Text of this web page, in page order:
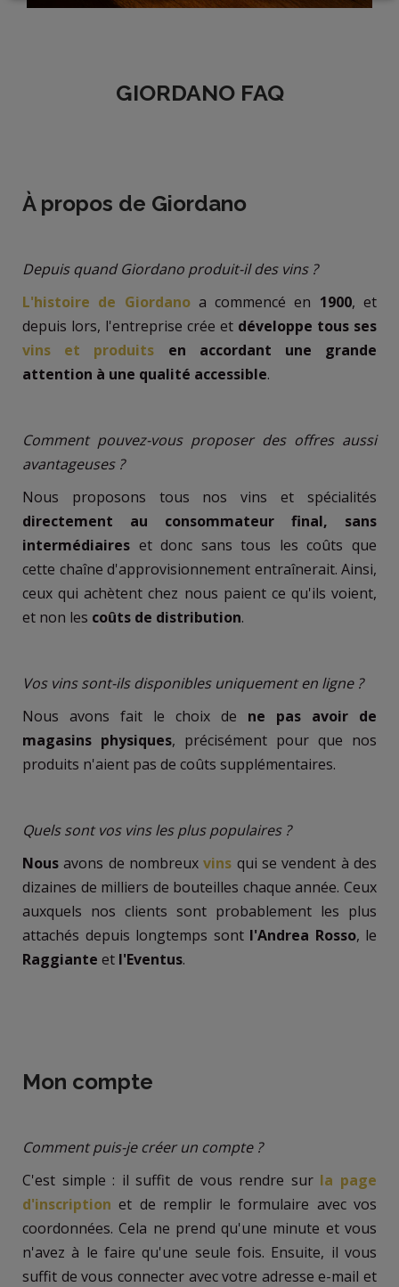
GIORDANO FAQ
À propos de Giordano
Depuis quand Giordano produit-il des vins ?
L'histoire de Giordanoa commencé en 1900, et
depuis lors, l'entreprise crée et développe tous ses
vins et produits en accordant une grande
attention à une qualité accessible.
Comment pouvez-vous proposer des offres aussi
avantageuses ?
Nous proposons tous nos vins et spécialités
directement au consommateur final, sans
intermédiaires et donc sans tous les coûts que
cette chaîne d'approvisionnement entraînerait. Ainsi,
ceux qui achètent chez nous paient ce qu'ils voient,
et non les coûts de distribution.
Vos vins sont-ils disponibles uniquement en ligne ?
Nous avons fait le choix de ne pas avoir de
magasins physiques, précisément pour que nos
produits n'aient pas de coûts supplémentaires.
Quels sont vos vins les plus populaires ?
Nous avons de nombreuxvins qui se vendent à des
dizaines de milliers de bouteilles chaque année. Ceux
auxquels nos clients sont probablement les plus
attachés depuis longtemps sont l'Andrea Rosso, le
Raggiante et l'Eventus.
Mon compte
Comment puis-je créer un compte ?
C'est simple : il suffit de vous rendre sur la page
d'inscription et de remplir le formulaire avec vos
coordonnées. Cela ne prend qu'une minute et vous
n'avez à le faire qu'une seule fois. Ensuite, il vous
suffit de vous connecter avec votre adresse e-mail et